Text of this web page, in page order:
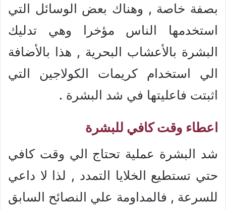
بصفة خاصة , وهناك بعض الوسائل التي
استخدمها الناس مؤخرا وهي تدليك
البشرة بالأعشاب البحرية , هذا بالأضافة
الي استخدام كريمات الكولاجين التي
اثبتت فاعليتها في شد البشرة .
اعطاء وقت كافي للبشرة
شد البشرة عملية تحتاج الي وقت كافي
حتي تستطيع الخلايا التمدد , لذا لا داعي
للسرعة , فالمداومة علي النصائح السابق